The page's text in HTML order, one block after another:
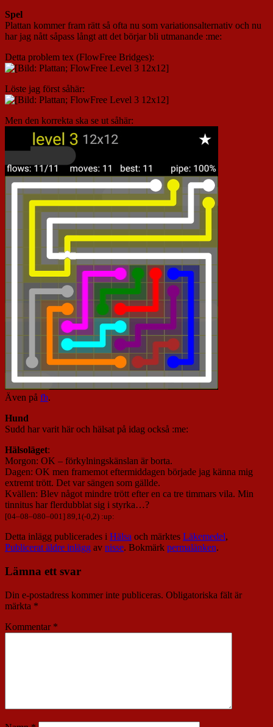
Spel
Plattan kommer fram rätt så ofta nu som variationsalternativ och nu
har jag nått såpass långt att det börjar bli utmanande :me:
Detta problem tex (FlowFree Bridges):
Löste jag först såhär:
Men den korrekta ska se ut såhär:
Även på fb.
Hund
Sudd har varit här och hälsat på idag också :me:
Hälsoläget:
Morgon: OK – förkylningskänslan är borta.
Dagen: OK men framemot eftermiddagen började jag känna mig
extremt trött. Det var sängen som gällde.
Kvällen: Blev något mindre trött efter en ca tre timmars vila. Min
tinnitus har flerdubblat sig i styrka…?
[04–08–080–001] 89,1(-0,2) :up:
Detta inlägg publicerades i Hälsa och märktes Läkemedel,
Publicerat äldre inlägg av nisse. Bokmärk permalänken.
Lämna ett svar
Din e-postadress kommer inte publiceras. Obligatoriska fält är
märkta *
Kommentar *